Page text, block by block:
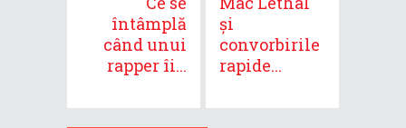
întâmplă
când unui
rapper îi...
și
convorbirile
rapide...